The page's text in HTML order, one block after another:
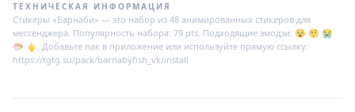
ТЕХНИЧЕСКАЯ ИНФОРМАЦИЯ
Стикеры «Барнаби» — это набор из 48 анимированных стикеров для
мессенджера. Популярность набора: 79 pts. Подходящие эмодзи: 😵 🤨 😭
🐡 🖕. Добавьте пак в приложение или используйте прямую ссылку:
https://tgtg.su/pack/barnabyfish_vk/install